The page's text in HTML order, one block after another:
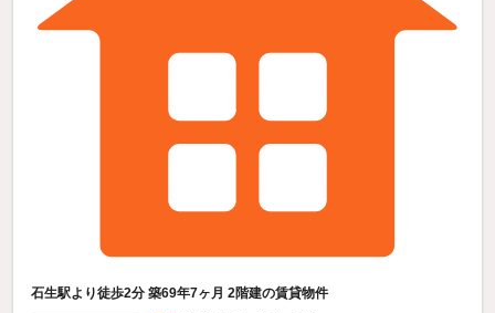
石生駅より徒歩2分 築69年7ヶ月 2階建の賃貸物件